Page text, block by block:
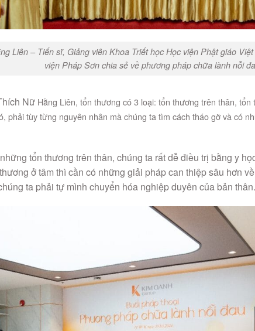
Liên – Tiến sĩ, Giảng viên Khoa Triết học Học viện Phật giáo
viện Pháp Sơn chia sẻ về phương pháp chữa lành nỗi
Nữ Hằng Liên, tổn thương có 3 loại: tổn thương trên thân,
phải tùy từng nguyên nhân mà chúng ta tìm cách tháo gỡ và có
tổn thương trên thân, chúng ta rất dễ điều trị bằng y
ở tâm thì cần có những giải pháp can thiệp sâu hơn
ta phải tự mình chuyển hóa nghiệp duyên của bản thân.